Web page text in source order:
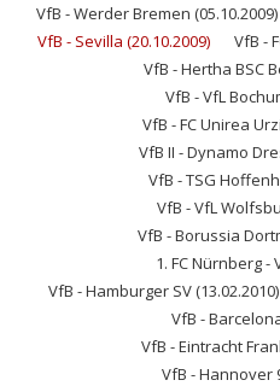
VfB - Werder Bremen (05.10.2009)
VfB - Sevilla (20.10.2009)
VfB -
VfB - Hertha BSC
VfB - VfL
VfB - FC Unirea
VfB II - Dynamo
VfB - TSG
VfB - VfL
VfB - Borussia
1. FC Nürnberg -
VfB - Hamburger SV (13.02.2010)
VfB -
VfB - Eintracht
VfB - Hannover